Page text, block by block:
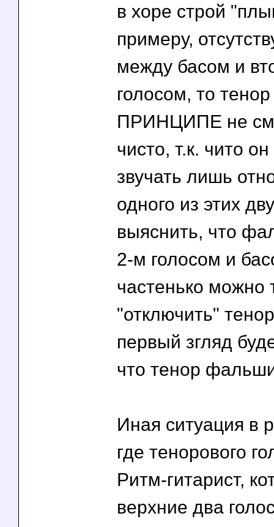
в хоре строй
примеру,
между басом и
голосом, то
ПРИНЦИПЕ не
чисто, т.к. чито
звучать лишь
одного из этих
выяснить, что
2-м голосом и
частенько можно
"отключить"
первый згляд
что тенор
Иная ситуация в
где тенорового
Ритм-гитарист,
верхние два